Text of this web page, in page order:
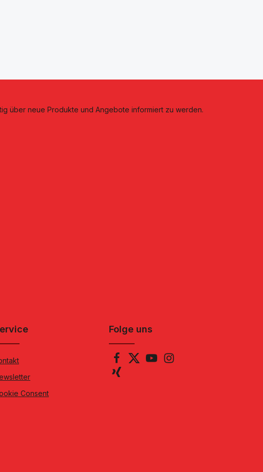
über neue Produkte und Angebote informiert zu werden.
Consent
Folge uns